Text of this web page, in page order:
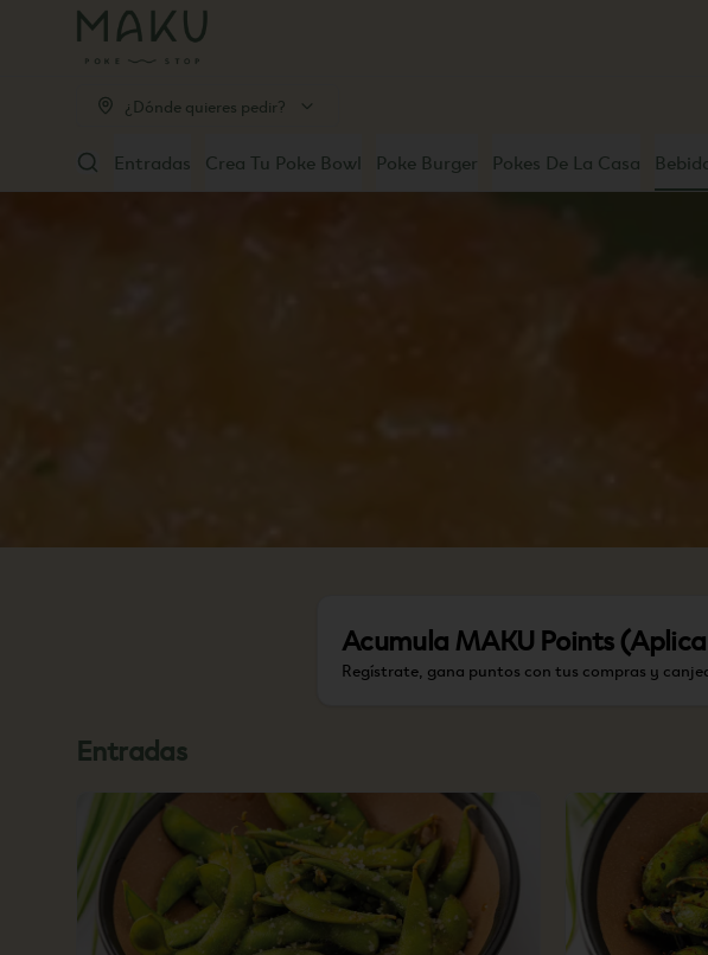
¿Dónde quieres pedir?
Entradas Crea Tu Poke Bowl Poke Burger Pokes De La Casa
Acumula MAKU Points
Regístrate, gana puntos con tus compras y
Entradas